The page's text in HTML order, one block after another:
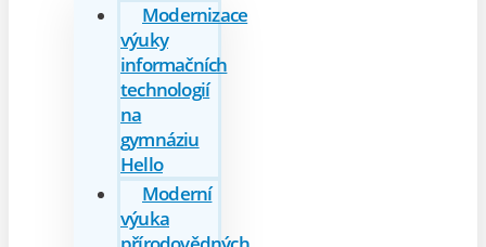
Modernizace
výuky
informačních
technologií
na
gymnáziu
Hello
Moderní
výuka